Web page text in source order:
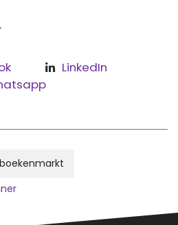
LinkedIn
boekenmarkt